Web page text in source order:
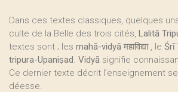
Dans ces textes classiques, quelques
culte de la Belle des trois cités, Lalitā
textes sont ; les mahā-vidyā महाविद्या , le Śrī
tripura-Upaniṣad. Vidyā signifie
Ce dernier texte décrit l’enseignement
déesse.